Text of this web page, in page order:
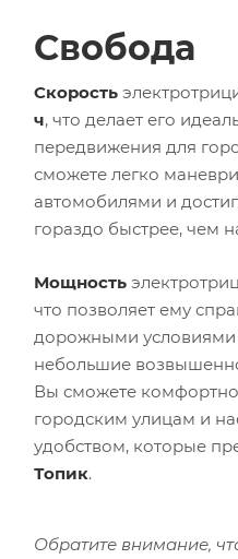
Свобода
Скорость
ч, что делает его
передвижения для
сможете легко
автомобилями и
гораздо быстрее, чем
Мощность
что позволяет ему
дорожными условиями
небольшие
Вы сможете комфортно
городским улицам и
удобством, которые
Топик.
Обратите внимание,